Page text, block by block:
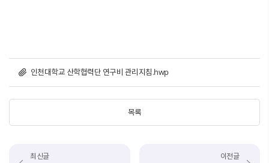
인천대학교 산학협력단 연구비 관리지침.hwp
목록
최신글 이전글